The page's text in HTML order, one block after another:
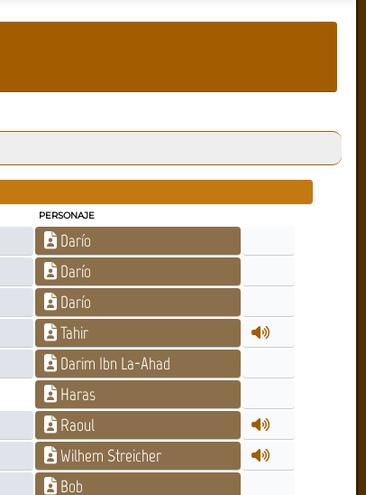
PERSONAJE
Darío
Darío
Darío
Tahir
Darim Ibn La-Ahad
Haras
Raoul
Wilhem Streicher
Bob